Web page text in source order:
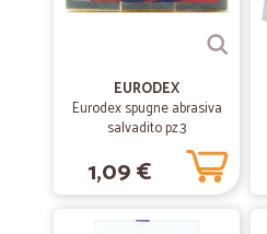
SUPERVELOCI, ottimo servizio!
—Mario T.
servizio perfetto
ottima qualita dei prodotti e servizio
EURODEX
Eurodex spugne abrasiva
salvadito pz.3
1,09 €